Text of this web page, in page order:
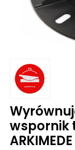
wspornik
ARKIMEDE